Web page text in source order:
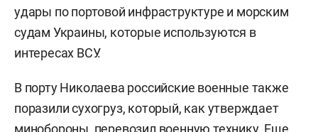
удары по портовой инфраструктуре и морским
судам Украины, которые используются в
интересах ВСУ.
В порту Николаева российские военные также
поразили сухогруз, который, как утверждает
минобороны, перевозил военную технику. Еще